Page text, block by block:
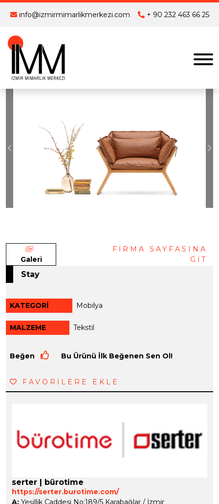
info@izmirmimarlikmerkezi.com + 90 232 463 66 25
Previous
Galeri
FİRMA SAYFASINA
GİT
Stay
KATEGORİ Mobilya
MALZEME Tekstil
Beğen Bu Ürünü İlk Beğenen Sen Ol!
FAVORİLERE EKLE
serter | bürotime
https://serter.burotime.com/
A: Yeşillik Caddesi No:189/5 Karabağlar / İzmir